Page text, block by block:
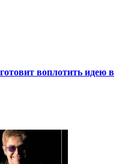
воплотить идею в